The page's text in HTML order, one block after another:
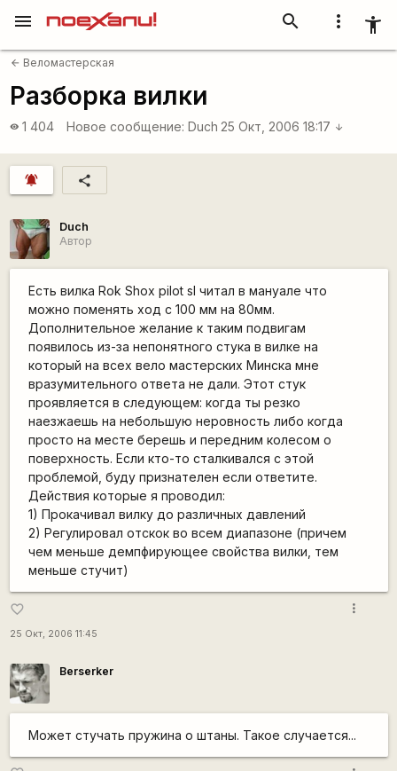
more_vert accessibility_new
search
menu
arrow_back Веломастерская
Разборка вилки
visibility 1 404 Новое сообщение: Duch 25 Окт, 2006 18:17 arrow_downward
notifications_active share
Duch
Автор
Есть вилка Rok Shox pilot sl читал в мануале что
можно поменять ход с 100 мм на 80мм.
Дополнительное желание к таким подвигам
появилось из-за непонятного стука в вилке на
который на всех вело мастерских Минска мне
вразумительного ответа не дали. Этот стук
проявляется в следующем: когда ты резко
наезжаешь на небольшую неровность либо когда
просто на месте берешь и передним колесом о
поверхность. Если кто-то сталкивался с этой
проблемой, буду признателен если ответите.
Действия которые я проводил:
1) Прокачивал вилку до различных давлений
2) Регулировал отскок во всем диапазоне (причем
чем меньше демпфирующее свойства вилки, тем
меньше стучит)
favorite_border
25 Окт, 2006 11:45
more_vert
Berserker
Может стучать пружина о штаны. Такое случается...